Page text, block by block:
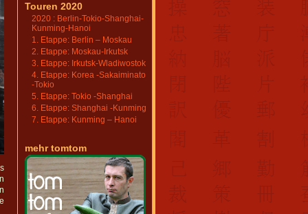
Touren 2020
2020 : Berlin-Tokio-Shanghai-
Kunming-Hanoi
1. Etappe: Berlin – Moskau
2. Etappe: Moskau-Irkutsk
3. Etappe: Irkutsk-Wladiwostok
4. Etappe: Korea -Sakaiminato
-Tokio
5. Etappe: Tokio -Shanghai
6. Etappe: Shanghai -Kunming
7. Etappe: Kunming – Hanoi
mehr tomtom